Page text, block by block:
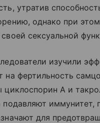
утратив
однако при
сексуальной
изучили
на фертильность
циклоспорин А и
подавляют иммунитет,
для